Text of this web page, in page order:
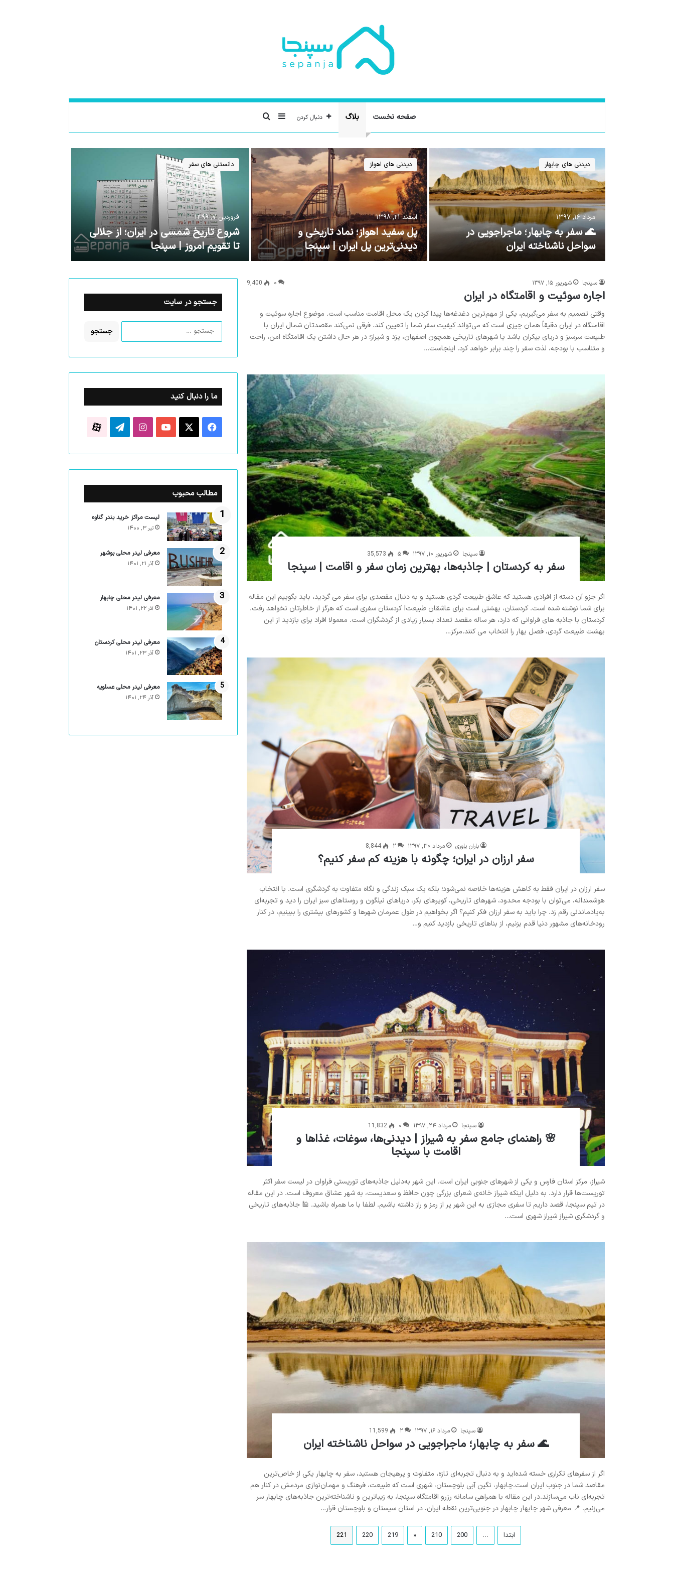
صفحه نخست بلاگ دنبال کردن سایدبار
دیدنی های چابهار
مرداد ۱۶, ۱۳۹۷
🌊 سفر به چابهار؛ ماجراجویی در
سواحل ناشناخته ایران
دیدنی های اهواز
اسفند ۲۱, ۱۳۹۸
پل سفید اهواز؛ نماد تاریخی و
دیدنی‌ترین پل ایران | سپنجا
دانستنی های سفر
فروردین ۷, ۱۳۹۹
شروع تاریخ شمسی در ایران؛ از جلالی
تا تقویم امروز | سپنجا
سپنجا شهریور ۱۵, ۱۳۹۷ ۰ 9,400
اجاره سوئیت و اقامتگاه در ایران
وقتی تصمیم به سفر می‌گیریم، یکی از مهم‌ترین دغدغه‌ها پیدا کردن یک محل اقامت مناسب است. موضوع اجاره سوئیت و
اقامتگاه در ایران دقیقاً همان چیزی است که می‌تواند کیفیت سفر شما را تعیین کند. فرقی نمی‌کند مقصدتان شمال ایران با
طبیعت سرسبز و دریای بیکران باشد یا شهرهای تاریخی همچون اصفهان، یزد و شیراز؛ در هر حال داشتن یک اقامتگاه امن، راحت
و متناسب با بودجه، لذت سفر را چند برابر خواهد کرد. اینجاست…
سپنجا شهریور ۱۰, ۱۳۹۷ ۵ 35,573
سفر به کردستان | جاذبه‌ها، بهترین زمان سفر و اقامت | سپنجا
اگر جزو آن دسته از افرادی هستید که عاشق طبیعت گردی هستید و به دنبال مقصدی برای سفر می گردید، باید بگوییم این مقاله
برای شما نوشته شده است. کردستان، بهشتی است برای عاشقان طبیعت! کردستان سفری است که هرگز از خاطرتان نخواهد رفت.
کردستان با جاذبه های فراوانی که دارد، هر ساله مقصد تعداد بسیار زیادی از گردشگران است. معمولا افراد برای بازدید از این
بهشت طبیعت گردی، فصل بهار را انتخاب می کنند.مرکز…
باران یاوری مرداد ۳۰, ۱۳۹۷ ۲ 8,844
سفر ارزان در ایران؛ چگونه با هزینه کم سفر کنیم؟
سفر ارزان در ایران فقط به کاهش هزینه‌ها خلاصه نمی‌شود؛ بلکه یک سبک زندگی و نگاه متفاوت به گردشگری است. با انتخاب
هوشمندانه، می‌توان با بودجه محدود، شهرهای تاریخی، کویرهای بکر، دریاهای نیلگون و روستاهای سبز ایران را دید و تجربه‌ای
به‌یادماندنی رقم زد. چرا باید به سفر ارزان فکر کنیم؟ اگر بخواهیم در طول عمرمان شهرها و کشورهای بیشتری را ببینیم، در کنار
رودخانه‌های مشهور دنیا قدم بزنیم، از بناهای تاریخی بازدید کنیم و…
سپنجا مرداد ۲۴, ۱۳۹۷ ۰ 11,832
🌸 راهنمای جامع سفر به شیراز | دیدنی‌ها، سوغات، غذاها و
اقامت با سپنجا
شیراز، مرکز استان فارس و یکی از شهرهای جنوبی ایران است. این شهر به‌دلیل جاذبه‌های توریستی فراوان در لیست سفر اکثر
توریست‌ها قرار دارد. به دلیل اینکه شیراز خانه‌ی شعرای بزرگی چون حافظ و سعدیست، به شهر عشاق معروف است. در این مقاله
در تیم سپنجا، قصد داریم تا سفری مجازی به این شهر پر از رمز و راز داشته باشیم. لطفا با ما همراه باشید. 🕌 جاذبه‌های تاریخی
و گردشگری شیراز شیراز شهری است…
سپنجا مرداد ۱۶, ۱۳۹۷ ۲ 11,599
🌊 سفر به چابهار؛ ماجراجویی در سواحل ناشناخته ایران
اگر از سفرهای تکراری خسته شده‌اید و به دنبال تجربه‌ای تازه، متفاوت و پرهیجان هستید، سفر به چابهار یکی از خاص‌ترین
مقاصد شما در جنوب ایران است.چابهار، نگین آبی بلوچستان، شهری است که طبیعت، فرهنگ و مهمان‌نوازی مردمش در کنار هم
تجربه‌ای ناب می‌سازند.در این مقاله با همراهی سامانه رزرو اقامتگاه سپنجا، به زیباترین و ناشناخته‌ترین جاذبه‌های چابهار سر
می‌زنیم. 📍 معرفی شهر چابهار چابهار در جنوبی‌ترین نقطه ایران، در استان سیستان و بلوچستان قرار…
ابتدا ...
200
210
«
219
220
221
جستجو در سایت
برای:
ما را دنبال کنید
فیسبوک ایکس یوتیوباینستاگرامتلگرام
مطالب محبوب
لیست مراکز خرید بندر گناوه
تیر ۳, ۱۴۰۰
معرفی لیدر محلی بوشهر
آذر ۲۱, ۱۴۰۱
معرفی لیدر محلی چابهار
آذر ۲۲, ۱۴۰۱
معرفی لیدر محلی کردستان
آذر ۲۳, ۱۴۰۱
معرفی لیدر محلی عسلویه
آذر ۲۴, ۱۴۰۱